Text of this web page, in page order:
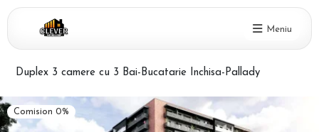
Meniu
Duplex 3 camere cu 3 Bai-Bucatarie Inchisa-Pallady
Comision 0%